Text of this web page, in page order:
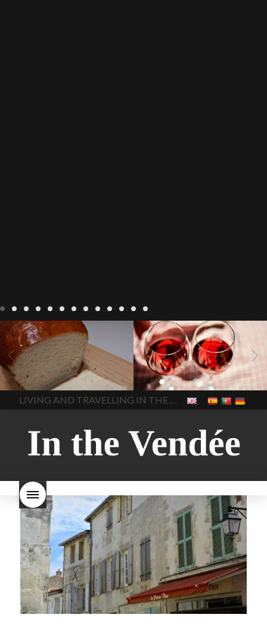
Recepten Wonen
baken in
Frankrijk bakken in de
Vendee
brood bakken
brood met gist gist brood
het beste brood hoe moet
ik brood bakken is melk
brood gezond is melkbrood
gezond mama's brood melk
brood melk brood en
wat is melkbrood
zijn melk
brood en brioche hetzelfde
brood
In The Vendee
Blog Wonen beaujolais
2022 Beaujolais Nouveau
2022 De wijnmakers laten
de druiventrossen gisten in
een anaërobe donderdag
17 november 2022 is
beaujolais dag hoe lang is
Beaujolais Nouveau
houdbaar hoeveel flessen
verkocht
is Beaujolais
Nouveau een fruitige wijn
kooldioxiderijke omgeving.
rose beaujolais nouveau
waar smaakt Beaujolais
Nouveau naar? wat is
Beaujolais Nouveau
wanneer is beaujolais dag
wanneer is beaujolais
nouveau dag
Wat is de dag
van Beaujolais Nouveau wat
is de traditie rond beaujolais
nouveau wat maakt
Beaujolais Nouveau zo
speciaal wat zijn tannines
In The Vendee